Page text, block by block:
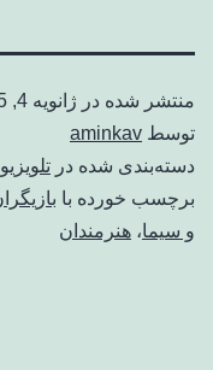
منتشر شده در ژانویه 4, 2025
توسط aminkav
دسته‌بندی شده در
برچسب خورده با
و سیما، هنرمندان